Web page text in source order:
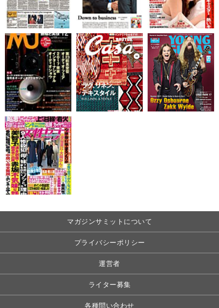
マガジンサミットについて
プライバシーポリシー
運営者
ライター募集
各種問い合わせ